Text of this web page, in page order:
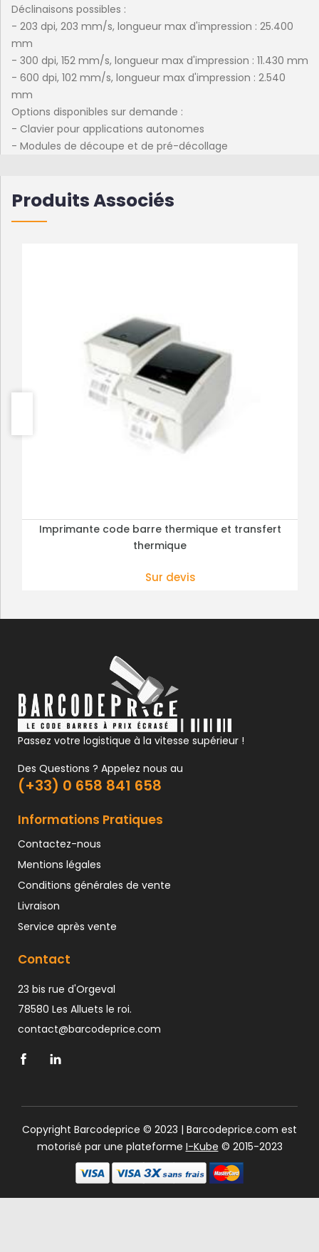
Déclinaisons possibles :
- 203 dpi, 203 mm/s, longueur max d'impression : 25.400
mm
- 300 dpi, 152 mm/s, longueur max d'impression : 11.430 mm
- 600 dpi, 102 mm/s, longueur max d'impression : 2.540
mm
Options disponibles sur demande :
- Clavier pour applications autonomes
- Modules de découpe et de pré-décollage
Produits Associés
PLUS DE DÉTAILS
Imprimante code barre thermique et transfert
thermique
Sur devis
PLUS DE DÉTAILS
Imprimante code barre thermique lp 2824
reconditionnée
202.50 € HT185.00 € HT
Passez votre logistique à la vitesse supérieur !
Des Questions ? Appelez nous au
(+33) 0 658 841 658
Informations Pratiques
Contactez-nous
Mentions légales
Conditions générales de vente
Livraison
Service après vente
Contact
23 bis rue d'Orgeval
78580 Les Alluets le roi.
contact@barcodeprice.com
Copyright Barcodeprice © 2023 | Barcodeprice.com est
motorisé par une plateforme I-Kube © 2015-2023